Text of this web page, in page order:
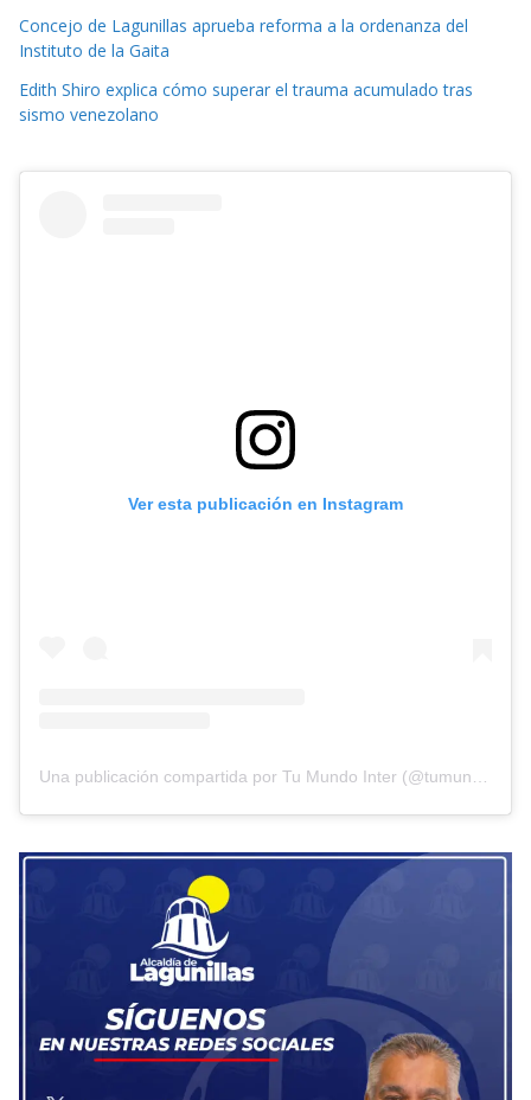
Concejo de Lagunillas aprueba reforma a la ordenanza del
Instituto de la Gaita
Edith Shiro explica cómo superar el trauma acumulado tras
sismo venezolano
Ver esta publicación en Instagram
Una publicación compartida por Tu Mundo Inter (@tumundointer)